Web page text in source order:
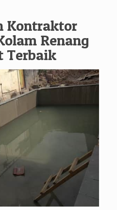
Kontraktor
Renang
Terbaik